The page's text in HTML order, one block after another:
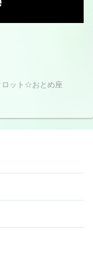
ロット☆おとめ座